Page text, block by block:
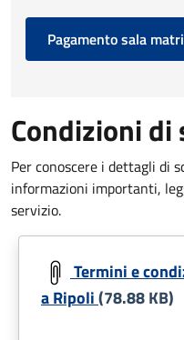
Pagamento sala
Condizioni di
Per conoscere i dettagli di
informazioni importanti,
servizio.
Document
Termini e
a Ripoli(78.88 KB)